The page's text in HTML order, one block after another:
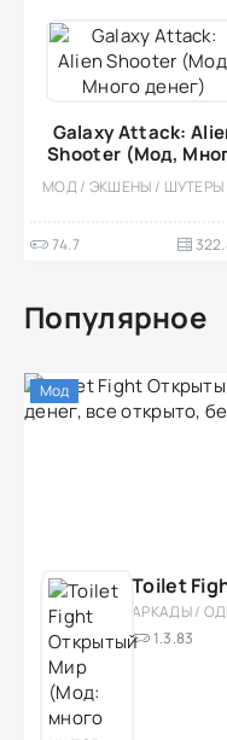
Galaxy Attack:
Shooter (Мод,
денег)
74.7
Популярное
Мод
1.3.83